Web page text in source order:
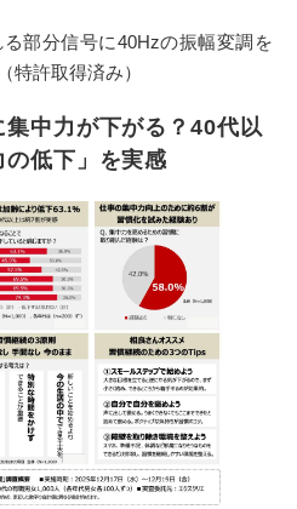
部分信号に40Hzの振幅変調を
特許取得済み）
中力が下がる？40代以
の低下」を実感